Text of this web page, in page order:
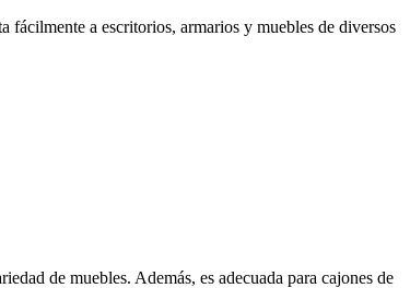
fácilmente a escritorios, armarios y muebles de diversos
de muebles. Además, es adecuada para cajones de